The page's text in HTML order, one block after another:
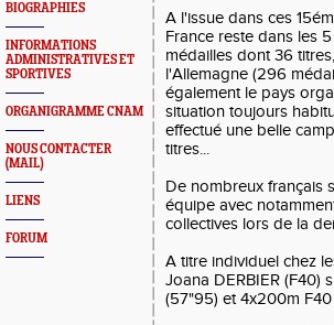
BIOGRAPHIES
INFORMATIONS
ADMINISTRATIVES ET
SPORTIVES
ORGANIGRAMME CNAM
NOUS CONTACTER
(MAIL)
LIENS
FORUM
A l'issue dans ces
France reste dans les
médailles dont 36
l'Allemagne (296
également le pays
situation toujours
effectué une belle
titres...
De nombreux français
équipe avec
collectives lors de la
A titre individuel chez
Joana DERBIER
(57"95) et 4x200m